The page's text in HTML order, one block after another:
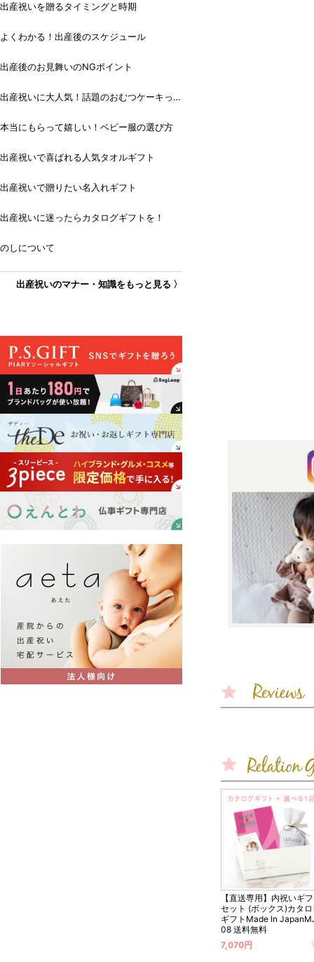
【直送専用】内祝いギ
セット (ボックス)カタ
ギフトMade In
08 送料無料
7,070円
出産祝いを贈るタイミングと時期
よくわかる！出産後のスケジュール
出産後のお見舞いのNGポイント
出産祝いに大人気！話題のおむつケーキっ
本当にもらって嬉しい！ベビー服の選び方
出産祝いで喜ばれる人気タオルギフト
出産祝いで贈りたい名入れギフト
出産祝いに迷ったらカタログギフトを！
のしについて
出産祝いのマナー・知識をもっと見る 〉